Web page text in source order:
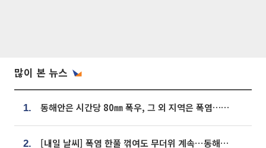
많이 본 뉴스
1. 동해안은 시간당 80㎜ 폭우, 그 외 지역은 폭염…‘극과 극 날씨’
2. [내일 날씨] 폭염 한풀 꺾여도 무더위 계속⋯동해안 이틀 연속 비